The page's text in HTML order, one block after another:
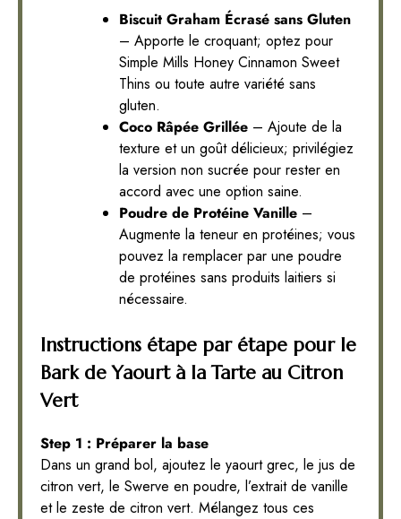
Biscuit Graham Écrasé sans Gluten
– Apporte le croquant; optez pour
Simple Mills Honey Cinnamon Sweet
Thins ou toute autre variété sans
gluten.
Coco Râpée Grillée – Ajoute de la
texture et un goût délicieux; privilégiez
la version non sucrée pour rester en
accord avec une option saine.
Poudre de Protéine Vanille –
Augmente la teneur en protéines; vous
pouvez la remplacer par une poudre
de protéines sans produits laitiers si
nécessaire.
Instructions étape par étape pour le
Bark de Yaourt à la Tarte au Citron
Vert
Step 1 : Préparer la base
Dans un grand bol, ajoutez le yaourt grec, le jus de
citron vert, le Swerve en poudre, l’extrait de vanille
et le zeste de citron vert. Mélangez tous ces